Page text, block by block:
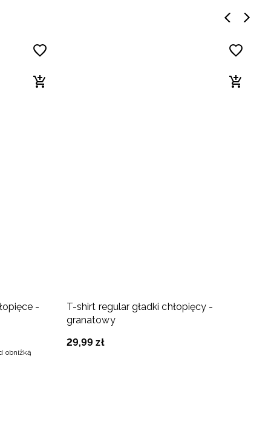
-
obniżką
T-shirt regular gładki chłopięcy -
granatowy
29,99 zł